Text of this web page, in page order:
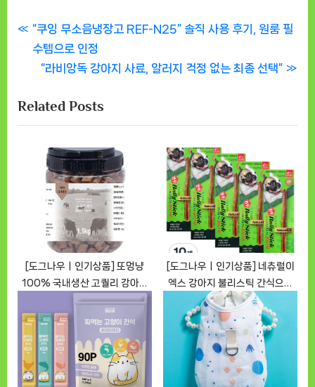
글P
r
i
o
:
“쿠잉 무소음냉장고 REF-N25” 솔직 사용 후기, 원룸 필
수템으로 인정
N
x
t
P
o
s
t
“라비앙독 강아지 사료, 알러지 걱정 없는 최종 선택”
Related Posts
[도그나우ㅣ인기상품] 또멍냥
100% 국내생산 고퀄리 강아지
리얼 큐브 져키 소고기져키 리뷰
[DOGNOWㅣ추천상품]
[도그나우ㅣ인기상품] 네츄럴이
엑스 강아지 불리스틱 간식으로
사랑하는 반려견의 스트레스를 날
려보세요 [DOGNOWㅣ추천상
품]